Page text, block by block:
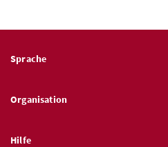
Sprache
Organisation
Hilfe